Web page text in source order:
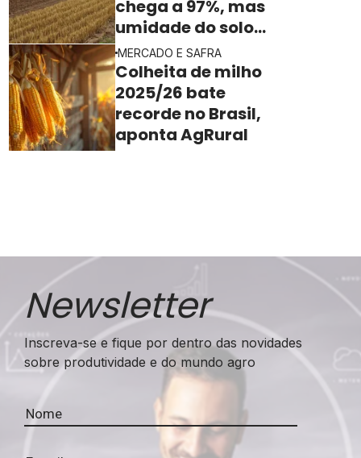
chega a 97%, mas
umidade do solo
ainda freia o ritmo
MERCADO E SAFRA
Colheita de milho
2025/26 bate
recorde no Brasil,
aponta AgRural
Newsletter
Inscreva-se e fique por dentro das novidades
sobre produtividade e do mundo agro